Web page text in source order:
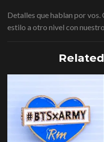
Detalles que hablan por
estilo a otro nivel con